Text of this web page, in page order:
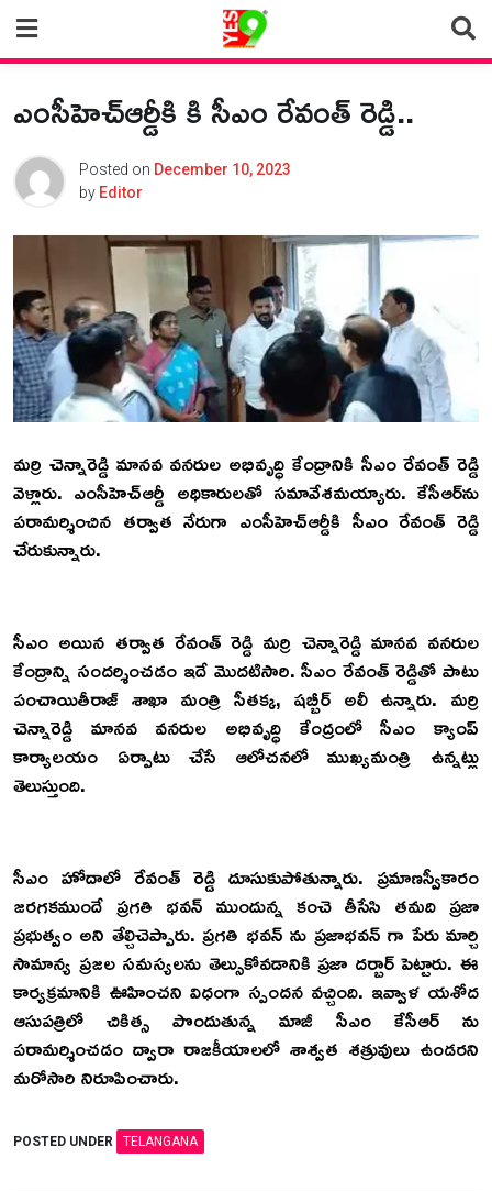
content
ఎంసీహెచ్‌ఆర్డీకి కి సీఎం రేవంత్ రెడ్డి..
Posted on December 10, 2023
by Editor
మర్రి చెన్నారెడ్డి మానవ వనరుల అభివృద్ధి కేంద్రానికి సీఎం రేవంత్ రెడ్డి
వెళ్లారు. ఎంసీహెచ్‌ఆర్డీ అధికారులతో సమావేశమయ్యారు. కేసీఆర్‌ను
పరామర్శించిన తర్వాత నేరుగా ఎంసీహెచ్‌ఆర్డీకి సీఎం రేవంత్ రెడ్డి
చేరుకున్నారు.
సీఎం అయిన తర్వాత రేవంత్ రెడ్డి మర్రి చెన్నారెడ్డి మానవ వనరుల
కేంద్రాన్ని సందర్శించడం ఇదే మొదటిసారి. సీఎం రేవంత్ రెడ్డితో పాటు
పంచాయితీరాజ్ శాఖా మంత్రి సీతక్క, షబ్బీర్ అలీ ఉన్నారు. మర్రి
చెన్నారెడ్డి మానవ వనరుల అభివృద్ధి కేంద్రంలో సీఎం క్యాంప్
కార్యాలయం ఏర్పాటు చేసే ఆలోచనలో ముఖ్యమంత్రి ఉన్నట్లు
తెలుస్తుంది.
సీఎం హోదాలో రేవంత్ రెడ్డి దూసుకుపోతున్నారు. ప్రమాణస్వీకారం
జరగకముందే ప్రగతి భవన్ ముందున్న కంచె తీసేసి తమది ప్రజా
ప్రభుత్వం అని తేల్చిచెప్పారు. ప్రగతి భవన్ ను ప్రజాభవన్ గా పేరు మార్చి
సామాన్య ప్రజల సమస్యలను తెల్సుకోవడానికి ప్రజా దర్బార్ పెట్టారు. ఈ
కార్యక్రమానికి ఊహించని విధంగా స్పందన వచ్చింది. ఇవ్వాళ యశోద
ఆసుపత్రిలో చికిత్స పొందుతున్న మాజీ సీఎం కేసీఆర్ ను
పరామర్శించడం ద్వారా రాజకీయాలలో శాశ్వత శత్రువులు ఉండరని
మరోసారి నిరూపించారు.
POSTED UNDER TELANGANA